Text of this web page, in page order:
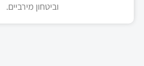
וביטחון מירביים.